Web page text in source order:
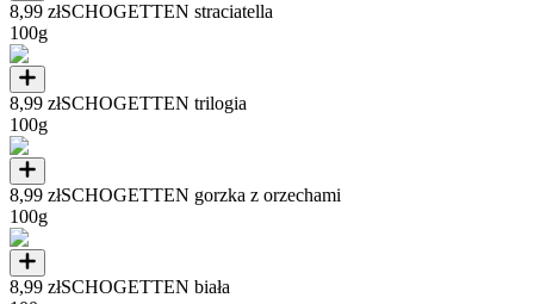
8,99 złSCHOGETTEN straciatella
100g
8,99 złSCHOGETTEN trilogia
100g
8,99 złSCHOGETTEN gorzka z orzechami
100g
8,99 złSCHOGETTEN biała